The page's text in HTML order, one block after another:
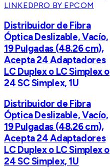
LINKEDPRO BY EPCOM
Distribuidor de Fibra
Óptica Deslizable, Vacío,
19 Pulgadas (48.26 cm),
Acepta 24 Adaptadores
LC Duplex o LC Simplex o
24 SC Simplex, 1U
Distribuidor de Fibra
Óptica Deslizable, Vacío,
19 Pulgadas (48.26 cm),
Acepta 24 Adaptadores
LC Duplex o LC Simplex o
24 SC Simplex, 1U